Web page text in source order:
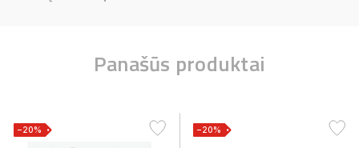
Panašūs produktai
−20% −20%